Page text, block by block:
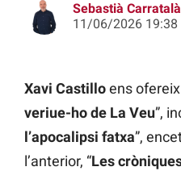
Sebastià Carratalà
11/06/2026 19:38
Xavi Castilloens ofereix
veriue-ho de La Veu”,
l’apocalipsi fatxa”,
l’anterior, “Les